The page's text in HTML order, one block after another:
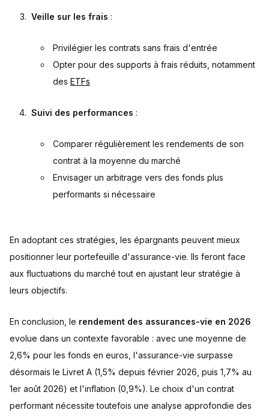
Veille sur les frais :
Privilégier les contrats sans frais d'entrée
Opter pour des supports à frais réduits, notamment
des ETFs
Suivi des performances :
Comparer régulièrement les rendements de son
contrat à la moyenne du marché
Envisager un arbitrage vers des fonds plus
performants si nécessaire
En adoptant ces stratégies, les épargnants peuvent mieux
positionner leur portefeuille d'assurance-vie. Ils feront face
aux fluctuations du marché tout en ajustant leur stratégie à
leurs objectifs.
En conclusion, le rendement des assurances-vie en 2026
evolue dans un contexte favorable : avec une moyenne de
2,6% pour les fonds en euros, l'assurance-vie surpasse
désormais le Livret A (1,5% depuis février 2026, puis 1,7% au
1er août 2026) et l'inflation (0,9%). Le choix d'un contrat
performant nécessite toutefois une analyse approfondie des